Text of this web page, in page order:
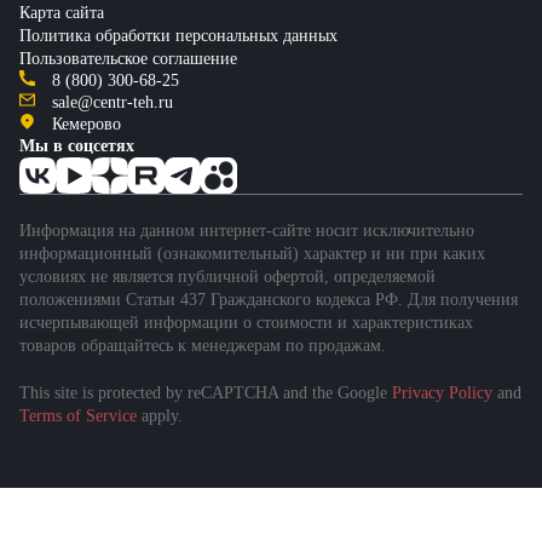
Карта сайта
Политика обработки персональных данных
Пользовательское соглашение
8 (800) 300-68-25
sale@centr-teh.ru
Кемерово
Мы в соцсетях
Информация на данном интернет-сайте носит исключительно
информационный (ознакомительный) характер и ни при каких
условиях не является публичной офертой, определяемой
положениями Статьи 437 Гражданского кодекса РФ. Для получения
исчерпывающей информации о стоимости и характеристиках
товаров обращайтесь к менеджерам по продажам.
This site is protected by reCAPTCHA and the Google Privacy Policy and
Terms of Service apply.